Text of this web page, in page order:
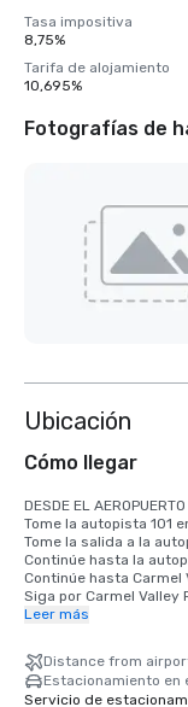
Tasa impositiva
8,75%
Tarifa de alojamiento
10,695%
Fotografías de
Ubicación
Cómo llegar
DESDE EL
Tome la autopista 101
Tome la salida a la
Continúe hasta la
Continúe hasta Carmel
Siga por Carmel Valley
Robinson Canyon Road.
segunda entrada a la
DESDE EL
Leer más
Distance from
Estacionamiento en
Servicio de